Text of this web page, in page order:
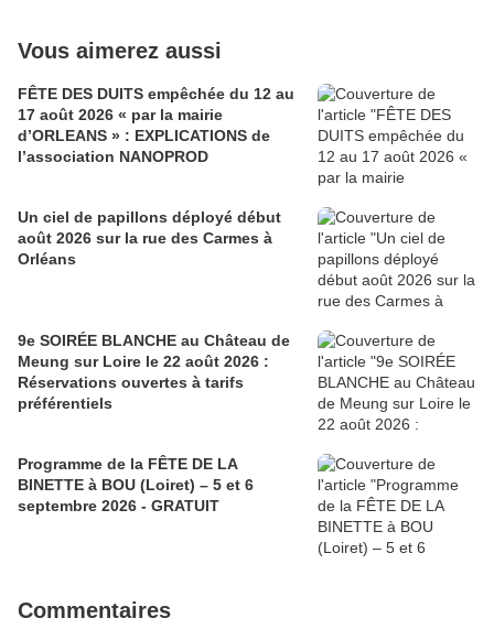
Vous aimerez aussi
FÊTE DES DUITS empêchée du 12 au
17 août 2026 « par la mairie
d’ORLEANS » : EXPLICATIONS de
l’association NANOPROD
Un ciel de papillons déployé début
août 2026 sur la rue des Carmes à
Orléans
9e SOIRÉE BLANCHE au Château de
Meung sur Loire le 22 août 2026 :
Réservations ouvertes à tarifs
préférentiels
Programme de la FÊTE DE LA
BINETTE à BOU (Loiret) – 5 et 6
septembre 2026 - GRATUIT
Commentaires